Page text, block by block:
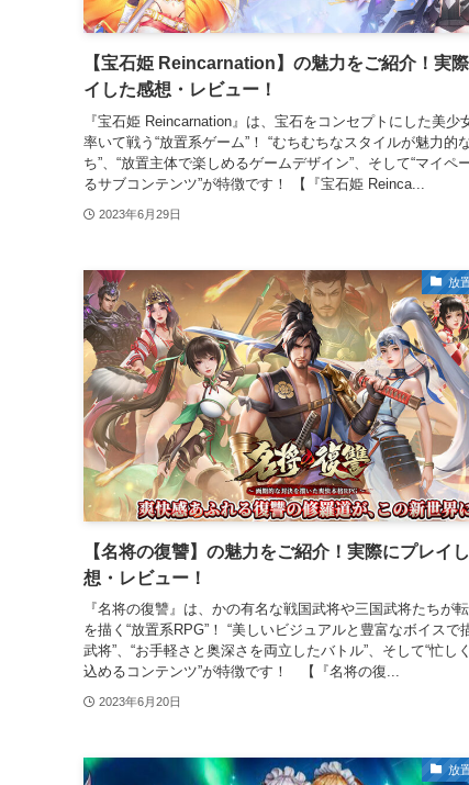
【宝石姫 Reincarnation】の魅力をご紹介！実
イした感想・レビュー！
『宝石姫 Reincarnation』は、宝石をコンセプトにした美少
率いて戦う“放置系ゲーム”！ “むちむちなスタイルが魅力的
ち”、“放置主体で楽しめるゲームデザイン”、そして“マイペ
るサブコンテンツ”が特徴です！ 【『宝石姫 Reinca...
2023年6月29日
放
【名将の復讐】の魅力をご紹介！実際にプレイ
想・レビュー！
『名将の復讐』は、かの有名な戦国武将や三国武将たちが
を描く“放置系RPG”！ “美しいビジュアルと豊富なボイスで
武将”、“お手軽さと奥深さを両立したバトル”、そして“忙し
込めるコンテンツ”が特徴です！ 【『名将の復...
2023年6月20日
放